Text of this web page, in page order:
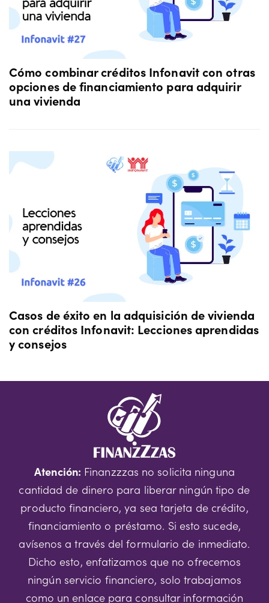
Cómo combinar créditos Infonavit con otras
opciones de financiamiento para adquirir
una vivienda
Casos de éxito en la adquisición de vivienda
con créditos Infonavit: Lecciones aprendidas
y consejos
Atención: Finanzzzas no solicita ninguna
cantidad de dinero para liberar ningún tipo de
producto financiero, ya sea tarjeta de crédito,
financiamiento o préstamo. Si esto sucede,
avísenos a través del formulario de inmediato.
Dicho esto, enfatizamos que no ofrecemos
ningún servicio financiero, solo trabajamos
como un enlace para consultar información